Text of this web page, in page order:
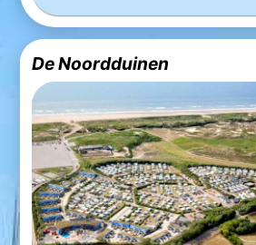
De Noordduinen